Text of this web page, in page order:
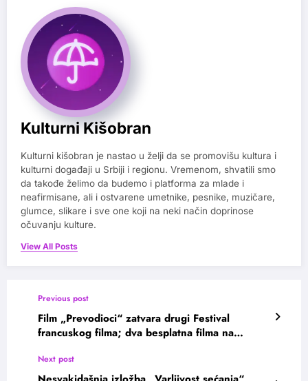
Kulturni Kišobran
Kulturni kišobran je nastao u želji da se promovišu kultura i
kulturni događaji u Srbiji i regionu. Vremenom, shvatili smo
da takođe želimo da budemo i platforma za mlade i
neafirmisane, ali i ostvarene umetnike, pesnike, muzičare,
glumce, slikare i sve one koji na neki način doprinose
očuvanju kulture.
View All Posts
Previous post
Film „Prevodioci“ zatvara drugi Festival
francuskog filma; dva besplatna filma na
Next post